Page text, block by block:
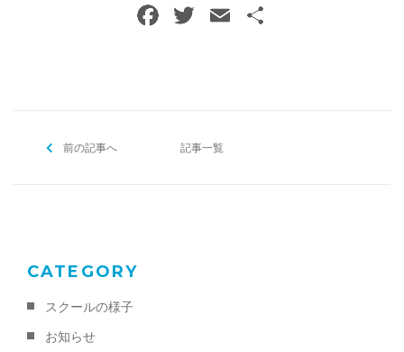
F
o
T E
前の記事へ 記事一覧
CATEGORY
スクールの様子
お知らせ